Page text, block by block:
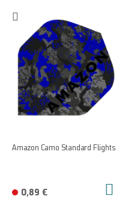
Amazon Camo Standard Flights
0,89 €